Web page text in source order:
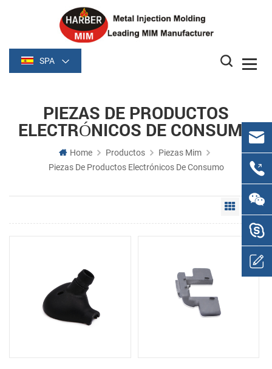
SPA
PIEZAS DE PRODUCTOS
ELECTRÓNICOS DE CONSUMO
Home Productos
Piezas Mim
Piezas De Productos Electrónicos De Consumo
Grid